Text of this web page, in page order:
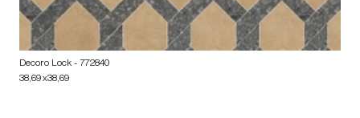
Decoro Lock - 772840
38,69x38,69